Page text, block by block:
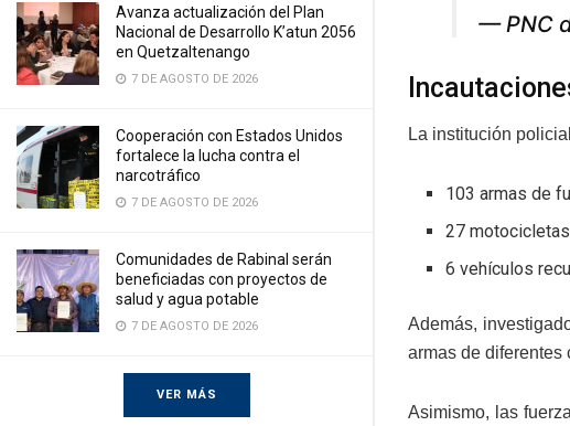
Avanza actualización del Plan
Nacional de Desarrollo K’atun 2056
en Quetzaltenango
7 DE AGOSTO DE 2026
Cooperación con Estados Unidos
fortalece la lucha contra el
narcotráfico
7 DE AGOSTO DE 2026
Comunidades de Rabinal serán
beneficiadas con proyectos de
salud y agua potable
7 DE AGOSTO DE 2026
VER MÁS
— PNC
La institución
103 armas de
27
6 vehículos
Además,
armas de diferentes
Asimismo, las